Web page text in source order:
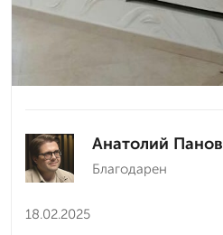
Анатолий Панов
Благодарен
18.02.2025